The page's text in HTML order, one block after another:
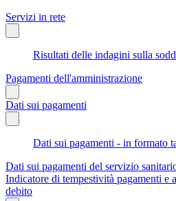
Servizi in rete
Risultati delle indagini sulla
Pagamenti dell'amministrazione
Dati sui pagamenti
Dati sui pagamenti - in formato
Dati sui pagamenti del servizio
Indicatore di tempestività pagamenti e
debito